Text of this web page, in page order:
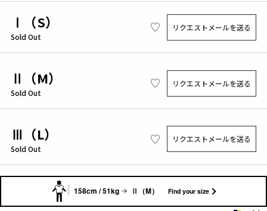
Ⅰ（S）
Sold Out
リクエストメールを送る
Ⅱ（M）
Sold Out
リクエストメールを送る
Ⅲ（L）
Sold Out
リクエストメールを送る
158cm / 51kg Ⅱ（M） Find your size